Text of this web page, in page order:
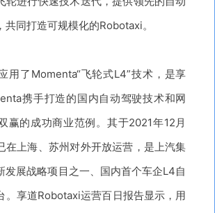
共同打造可规模化的Robotaxi。
用了Momenta“飞轮式L4”技术，是享
携手打造的国内自动驾驶技术和网
赢的成功商业范例。 其于2021年12月
在上海、苏州对外开放运营，是上汽集
发展战略项目之一、国内首个车企L4自
享道Robotaxi运营百日报告显示，用